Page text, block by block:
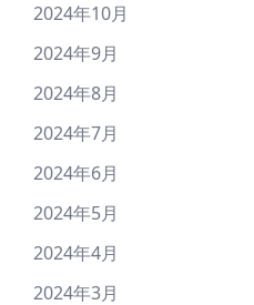
2024年10月
2024年9月
2024年8月
2024年7月
2024年6月
2024年5月
2024年4月
2024年3月